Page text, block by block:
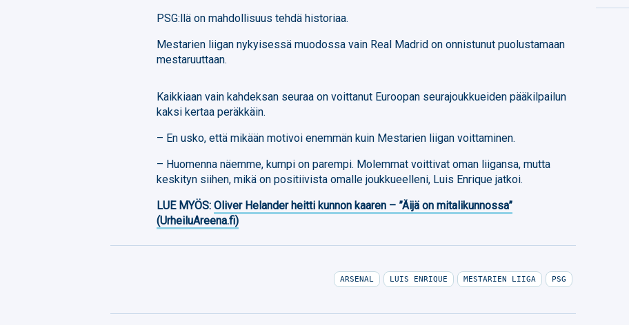
PSG:llä on mahdollisuus tehdä historiaa.
Mestarien liigan nykyisessä muodossa vain Real Madrid on onnistunut puolustamaan
mestaruuttaan.
Kaikkiaan vain kahdeksan seuraa on voittanut Euroopan seurajoukkueiden pääkilpailun
kaksi kertaa peräkkäin.
– En usko, että mikään motivoi enemmän kuin Mestarien liigan voittaminen.
– Huomenna näemme, kumpi on parempi. Molemmat voittivat oman liigansa, mutta
keskityn siihen, mikä on positiivista omalle joukkueelleni, Luis Enrique jatkoi.
LUE MYÖS:Oliver Helander heitti kunnon kaaren – ”Äijä on mitalikunnossa”
(UrheiluAreena.fi)
ARSENAL LUIS ENRIQUE MESTARIEN LIIGA PSG